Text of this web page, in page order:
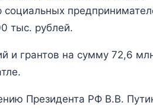
тыс. рублей.
грантов на сумму 72,6
Президента РФ В.В.